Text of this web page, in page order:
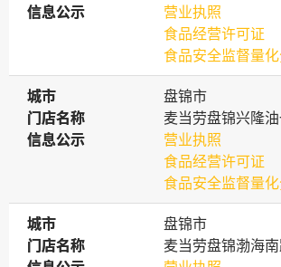
信息公示
信息公示
营业执照
食品经营许可证
食品安全监督量
城市
城市
盘锦市
门店名称
门店名称
麦当劳盘锦兴隆
信息公示
信息公示
营业执照
食品经营许可证
食品安全监督量
城市
城市
盘锦市
门店名称
门店名称
麦当劳盘锦渤海